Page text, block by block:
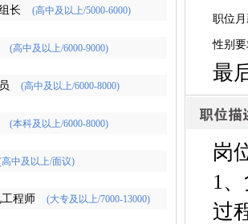
长 (高中及以上/5000-6000)
(高中及以上/6000-9000)
(高中及以上/6000-8000)
(本科及以上/6000-8000)
高中及以上/面议)
程师 (大专及以上/7000-13000)
职位月
性别
最
岗
1
过